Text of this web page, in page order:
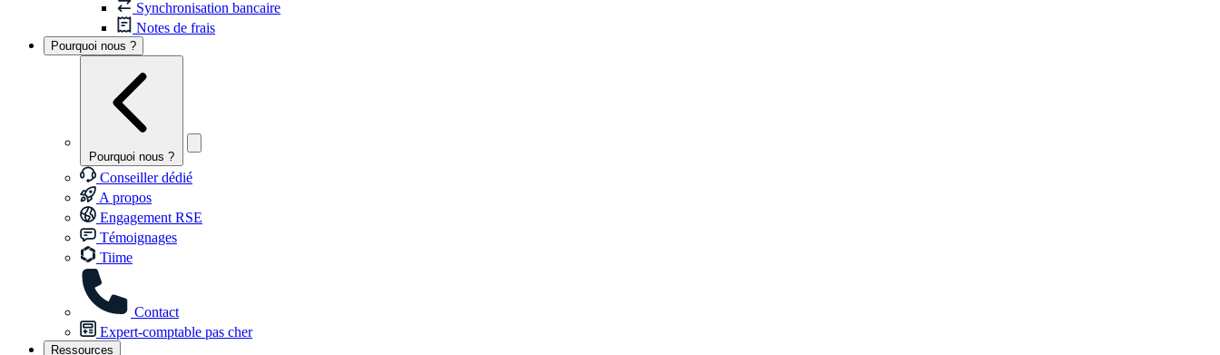
Synchronisation bancaire
Notes de frais
Pourquoi nous ?
Pourquoi nous ?
Conseiller dédié
A propos
Engagement RSE
Témoignages
Tiime
Contact
Expert-comptable pas cher
Ressources